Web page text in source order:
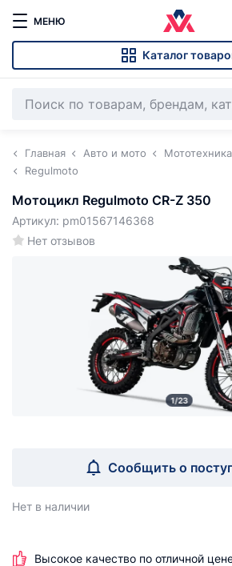
МЕНЮ
Каталог
Главная Авто и мото Мототехника
Regulmoto
Мотоцикл Regulmoto CR-Z 350
Нет отзывов
Артикул: pm01567146368
1/23
Сообщить о
Нет в наличии
Высокое качество по отличной